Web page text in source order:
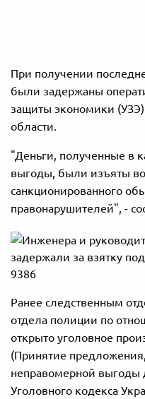
При получении
были задержаны
защиты экономики
области.
"Деньги, полученные в
выгоды, были изъяты
санкционированного
правонарушителей", -
Ранее следственным
отдела полиции по
открыто уголовное
(Принятие
неправомерной
Уголовного кодекса